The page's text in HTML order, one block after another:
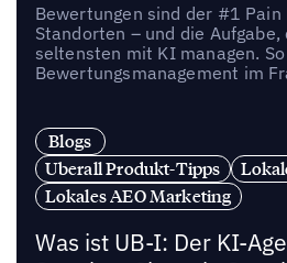
Bewertungen sind der #1
Standorten – und die Aufgabe,
seltensten mit KI managen.
Bewertungsmanagement im
Blogs
Uberall Produkt-Tipps
Lokales AEO Marketing
Was ist UB-I: Der KI-